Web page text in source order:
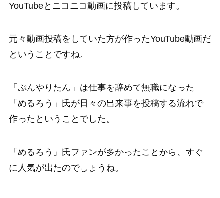
YouTubeとニコニコ動画に投稿しています。
元々動画投稿をしていた方が作ったYouTube動画だ
ということですね。
「ぷんやりたん」は仕事を辞めて無職になった
「めるろう」氏が日々の出来事を投稿する流れで
作ったということでした。
「めるろう」氏ファンが多かったことから、すぐ
に人気が出たのでしょうね。